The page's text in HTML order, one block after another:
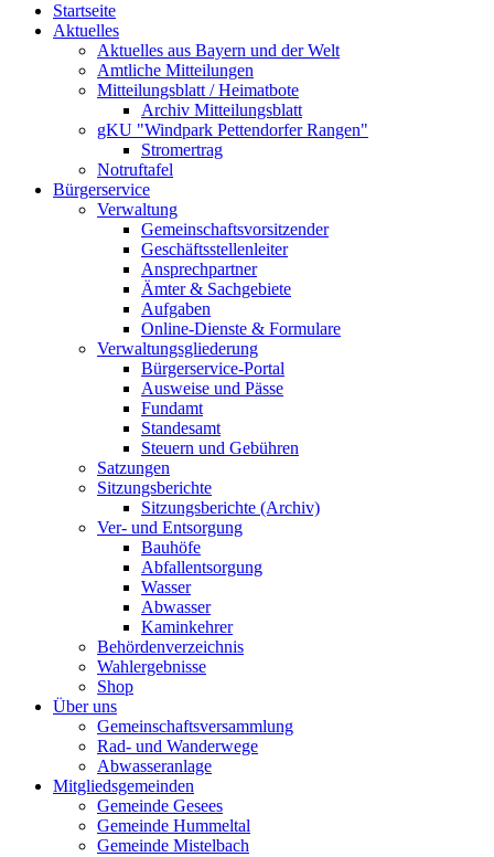
Startseite
Aktuelles
Aktuelles aus Bayern und der Welt
Amtliche Mitteilungen
Mitteilungsblatt / Heimatbote
Archiv Mitteilungsblatt
gKU "Windpark Pettendorfer Rangen"
Stromertrag
Notruftafel
Bürgerservice
Verwaltung
Gemeinschaftsvorsitzender
Geschäftsstellenleiter
Ansprechpartner
Ämter & Sachgebiete
Aufgaben
Online-Dienste & Formulare
Verwaltungsgliederung
Bürgerservice-Portal
Ausweise und Pässe
Fundamt
Standesamt
Steuern und Gebühren
Satzungen
Sitzungsberichte
Sitzungsberichte (Archiv)
Ver- und Entsorgung
Bauhöfe
Abfallentsorgung
Wasser
Abwasser
Kaminkehrer
Behördenverzeichnis
Wahlergebnisse
Shop
Über uns
Gemeinschaftsversammlung
Rad- und Wanderwege
Abwasseranlage
Mitgliedsgemeinden
Gemeinde Gesees
Gemeinde Hummeltal
Gemeinde Mistelbach